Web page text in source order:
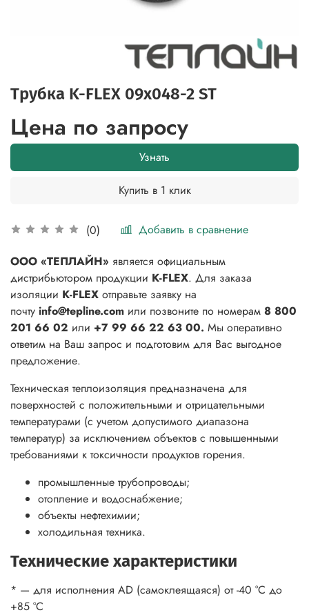
Трубка K-FLEX 09x048-2 ST
(0) Добавить в сравнение
Цена по запросу
Узнать
Купить в 1 клик
ООО «ТЕПЛАЙН» является официальным
дистрибьютором продукции K-FLEX. Для заказа
изоляции K-FLEX отправьте заявку на
почту info@tepline.com или позвоните по номерам 8 800
201 66 02 или +7 99 66 22 63 00. Мы оперативно
ответим на Ваш запрос и подготовим для Вас выгодное
предложение.
Техническая теплоизоляция предназначена для
поверхностей с положительными и отрицательными
температурами (с учетом допустимого диапазона
температур) за исключением объектов с повышенными
требованиями к токсичности продуктов горения.
промышленные трубопроводы;
отопление и водоснабжение;
объекты нефтехимии;
холодильная техника.
Технические характеристики
* — для исполнения AD (самоклеящаяся) от -40 °С до
+85 °С